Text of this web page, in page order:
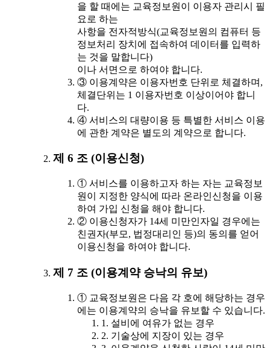
을 할 때에는 교육정보원이 이용자 관리시 필
요로 하는
사항을 전자적방식(교육정보원의 컴퓨터 등
정보처리 장치에 접속하여 데이터를 입력하
는 것을 말합니다)
이나 서면으로 하여야 합니다.
③ 이용계약은 이용자번호 단위로 체결하며,
체결단위는 1 이용자번호 이상이어야 합니
다.
④ 서비스의 대량이용 등 특별한 서비스 이용
에 관한 계약은 별도의 계약으로 합니다.
제 6 조 (이용신청)
① 서비스를 이용하고자 하는 자는 교육정보
원이 지정한 양식에 따라 온라인신청을 이용
하여 가입 신청을 해야 합니다.
② 이용신청자가 14세 미만인자일 경우에는
친권자(부모, 법정대리인 등)의 동의를 얻어
이용신청을 하여야 합니다.
제 7 조 (이용계약 승낙의 유보)
① 교육정보원은 다음 각 호에 해당하는 경우
에는 이용계약의 승낙을 유보할 수 있습니다.
1. 설비에 여유가 없는 경우
2. 기술상에 지장이 있는 경우